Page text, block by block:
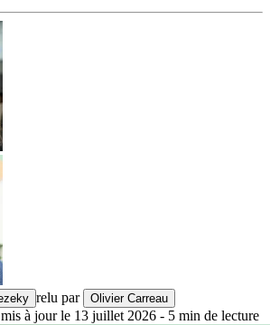
relu par Olivier Carreau
mis à jour le 13 juillet 2026 - 5 min de lecture